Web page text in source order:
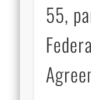
55,